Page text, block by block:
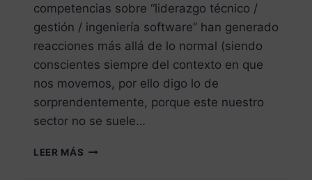
competencias sobre “liderazgo técnico /
gestión / ingeniería software” han generado
reacciones más allá de lo normal (siendo
conscientes siempre del contexto en que
nos movemos, por ello digo lo de
sorprendentemente, porque este nuestro
sector no se suele…
LEER MÁS